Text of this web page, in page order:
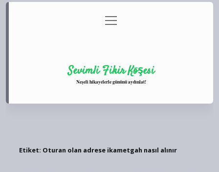
Gizlilik Politikası
menüyü
aç
Sevimli Fikir Köşesi
Neşeli hikayelerle gününü aydınlat!
Etiket: Oturan olan adrese ikametgah nasıl alınır